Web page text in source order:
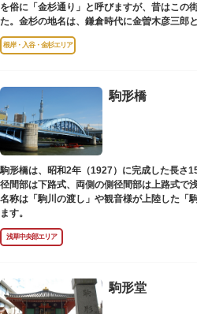
を俗に「金杉通り」と呼びますが、昔はこの
た。金杉の地名は、鎌倉時代に金曽木彦三郎
曽木、それが金杉に変わったものとされていま
根岸・入谷・金杉エリア
駒形橋
駒形橋は、昭和2年（1927）に完成した長さ
径間部は下路式、両側の側径間部は上路式で
名称は「駒川の渡し」や観音様が上陸した「
ます。
浅草中央部エリア
駒形堂